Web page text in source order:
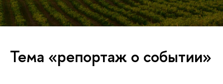
Тема «репортаж о событии»